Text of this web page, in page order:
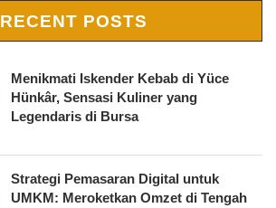
RECENT POSTS
Menikmati Iskender Kebab di Yüce
Hünkâr, Sensasi Kuliner yang
Legendaris di Bursa
Strategi Pemasaran Digital untuk
UMKM: Meroketkan Omzet di Tengah